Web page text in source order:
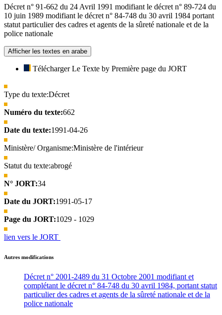
Décret n° 91-662 du 24 Avril 1991 modifiant le décret n° 89-724 du
10 juin 1989 modifiant le décret n° 84-748 du 30 avril 1984 portant
statut particulier des cadres et agents de la sûreté nationale et de la
police nationale
Afficher les textes en arabe
Télécharger Le Texte by Première page du JORT
Type du texte:Décret
Numéro du texte:662
Date du texte:1991-04-26
Ministère/ Organisme:Ministère de l'intérieur
Statut du texte:abrogé
N° JORT:34
Date du JORT:1991-05-17
Page du JORT:1029 - 1029
lien vers le JORT
Autres modifications
Décret n° 2001-2489 du 31 Octobre 2001 modifiant et
complétant le décret n° 84-748 du 30 avril 1984, portant statut
particulier des cadres et agents de la sûreté nationale et de la
police nationale